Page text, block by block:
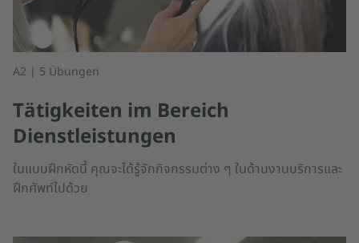
A2 | 5 Übungen
Tätigkeiten im Bereich
Dienstleistungen
ในแบบฝึกหัดนี้ คุณจะได้รู้จักกิจกรรมต่าง ๆ ในด้านงานบริการและ
ฝึกศัพท์ไปด้วย